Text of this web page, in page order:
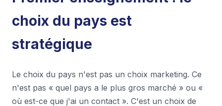
choix du pays est
stratégique
Le choix du pays n'est pas un choix marketing. Ce
n'est pas « quel pays a le plus gros marché » ou «
où est-ce que j'ai un contact ». C'est un choix de